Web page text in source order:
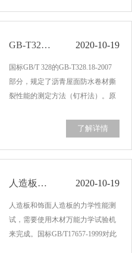
及结果按GB/T1040.3-2006第九章规
GB-T328.18-2007 沥青防水卷材撕裂 2020-10-19
国标GB/T 328的GB-T328.18-2007
部分，规定了沥青屋面防水卷材撕
裂性能的测定方法（钉杆法）。原
需要的力，用与钉杆成垂直的力进
行撕裂。所用的拉力试验机载荷能
力不低于2000N，能够设定夹具移
了解详情
人造板木材试验机测试GB/T17657-1999 2020-10-19
人造板和饰面人造板的力学性能测
试，需要使用木材万能力学试验机
来完成。国标GB/T17657-1999对此